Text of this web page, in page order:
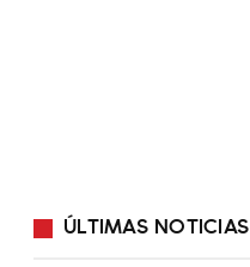
ÚLTIMAS NOTICIAS